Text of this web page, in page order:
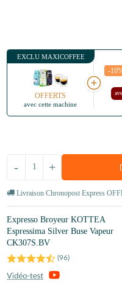
EXCLU MAXICOFFEE
OFFERTS
avec cette machine
-
+
-
Livraison Chronopost Express
Expresso Broyeur KOTTEA
Espressima Silver Buse Vapeur
CK307S.BV
(96)